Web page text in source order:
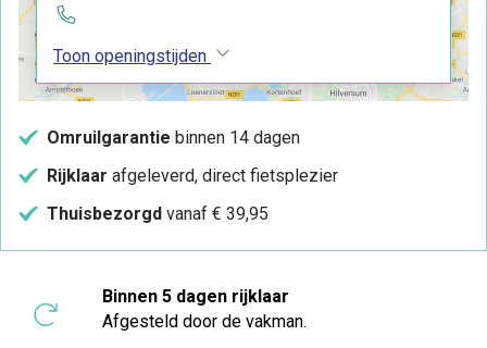
Toon openingstijden
Omruilgarantie binnen 14 dagen
Rijklaar afgeleverd, direct fietsplezier
Thuisbezorgd vanaf € 39,95
Binnen 5 dagen rijklaar
Afgesteld door de vakman.